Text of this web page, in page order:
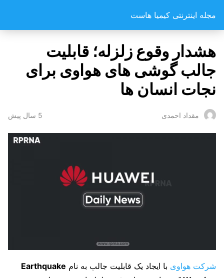
مجله اینترنتی کیمیا هاست
هشدار وقوع زلزله؛ قابلیت
جالب گوشی های هواوی برای
نجات انسان ها
مقداد احمدی 5 سال پیش
شرکت هواوی با ایجاد یک قابلیت جالب به نام Earthquake